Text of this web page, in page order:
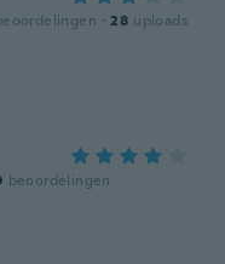
· 28 uploads
beoordelingen